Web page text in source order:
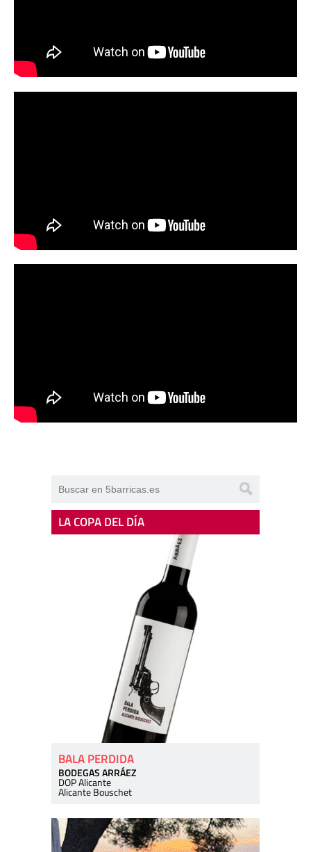
LA COPA DEL DÍA
BALA PERDIDA
BODEGAS ARRÁEZ
DOP Alicante
Alicante Bouschet